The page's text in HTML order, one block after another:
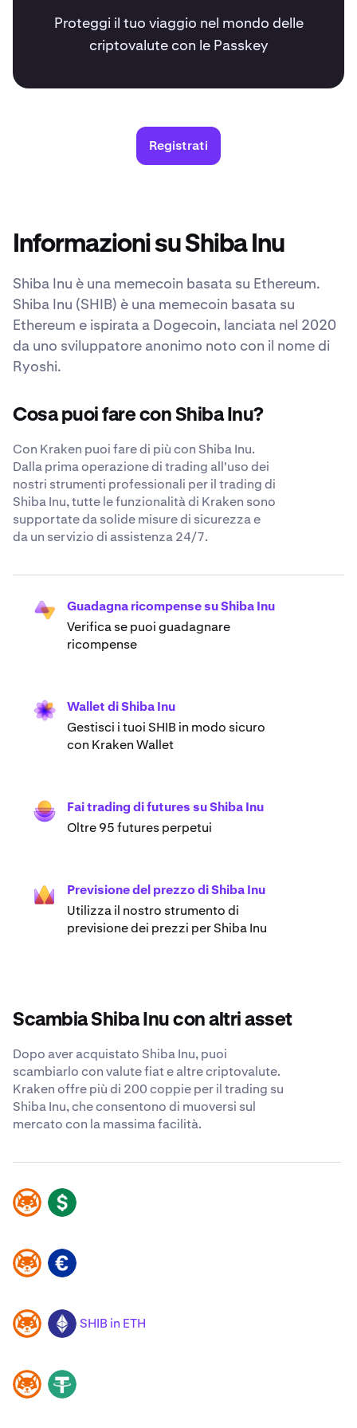
Proteggi il tuo viaggio nel mondo delle
criptovalute con le Passkey
Registrati
Informazioni su Shiba Inu
Shiba Inu è una memecoin basata su Ethereum.
Shiba Inu (SHIB) è una memecoin basata su
Ethereum e ispirata a Dogecoin, lanciata nel 2020
da uno sviluppatore anonimo noto con il nome di
Ryoshi.
Cosa puoi fare con Shiba Inu?
Con Kraken puoi fare di più con Shiba Inu.
Dalla prima operazione di trading all'uso dei
nostri strumenti professionali per il trading di
Shiba Inu, tutte le funzionalità di Kraken sono
supportate da solide misure di sicurezza e
da un servizio di assistenza 24/7.
Guadagna ricompense su Shiba Inu
Verifica se puoi guadagnare
ricompense
Wallet di Shiba Inu
Gestisci i tuoi SHIB in modo sicuro
con Kraken Wallet
Fai trading di futures su Shiba Inu
Oltre 95 futures perpetui
Previsione del prezzo di Shiba Inu
Utilizza il nostro strumento di
previsione dei prezzi per Shiba Inu
Scambia Shiba Inu con altri asset
Dopo aver acquistato Shiba Inu, puoi
scambiarlo con valute fiat e altre criptovalute.
Kraken offre più di 200 coppie per il trading su
Shiba Inu, che consentono di muoversi sul
mercato con la massima facilità.
SHIB USD
SHIB EUR
SHIB ETH SHIB in ETH
SHIB USDT